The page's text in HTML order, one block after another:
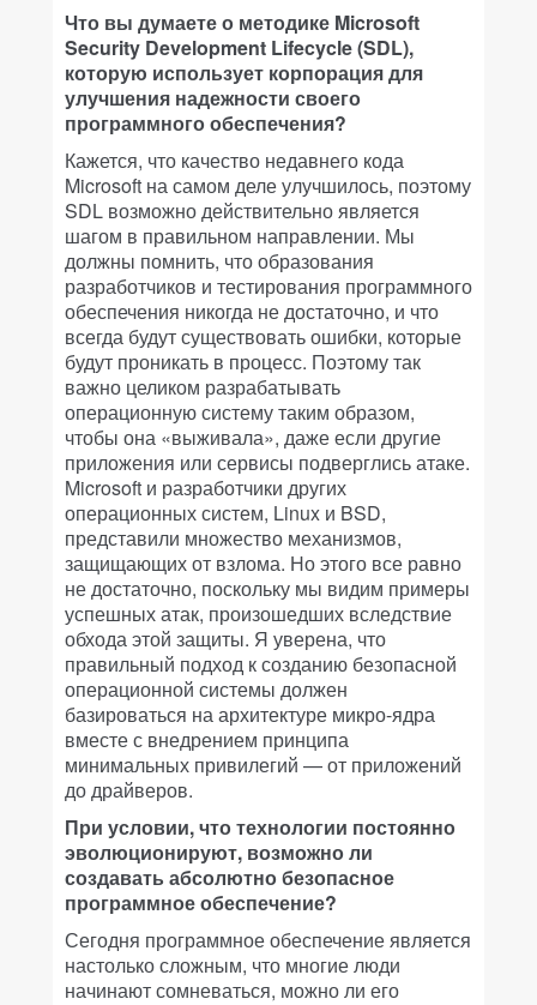
Что вы думаете о методике Microsoft
Security Development Lifecycle (SDL),
которую использует корпорация для
улучшения надежности своего
программного обеспечения?
Кажется, что качество недавнего кода
Microsoft на самом деле улучшилось, поэтому
SDL возможно действительно является
шагом в правильном направлении. Мы
должны помнить, что образования
разработчиков и тестирования программного
обеспечения никогда не достаточно, и что
всегда будут существовать ошибки, которые
будут проникать в процесс. Поэтому так
важно целиком разрабатывать
операционную систему таким образом,
чтобы она «выживала», даже если другие
приложения или сервисы подверглись атаке.
Microsoft и разработчики других
операционных систем, Linux и BSD,
представили множество механизмов,
защищающих от взлома. Но этого все равно
не достаточно, поскольку мы видим примеры
успешных атак, произошедших вследствие
обхода этой защиты. Я уверена, что
правильный подход к созданию безопасной
операционной системы должен
базироваться на архитектуре микро-ядра
вместе с внедрением принципа
минимальных привилегий — от приложений
до драйверов.
При условии, что технологии постоянно
эволюционируют, возможно ли
создавать абсолютно безопасное
программное обеспечение?
Сегодня программное обеспечение является
настолько сложным, что многие люди
начинают сомневаться, можно ли его